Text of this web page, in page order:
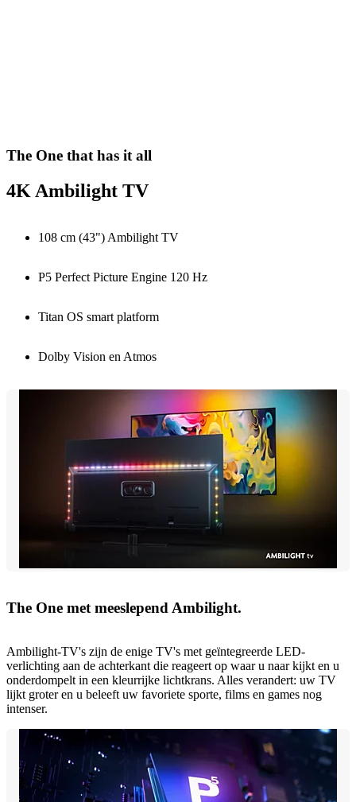
The One that has it all
4K Ambilight TV
108 cm (43") Ambilight TV
P5 Perfect Picture Engine 120 Hz
Titan OS smart platform
Dolby Vision en Atmos
The One met meeslepend Ambilight.
Ambilight-TV's zijn de enige TV's met geïntegreerde LED-
verlichting aan de achterkant die reageert op waar u naar kijkt en u
onderdompelt in een kleurrijke lichtkrans. Alles verandert: uw TV
lijkt groter en u beleeft uw favoriete sporte, films en games nog
intenser.